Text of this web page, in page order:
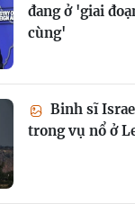
đang ở 'giai
cùng'
Binh sĩ
trong vụ nổ ở